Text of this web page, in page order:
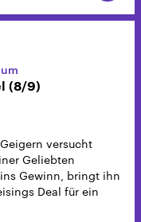
(8/9)
versucht
Geliebten
Gewinn, bringt ihn
Deal für ein